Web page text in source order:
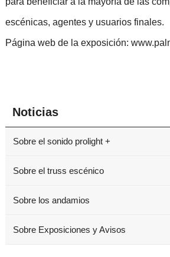
escénicas, agentes y usuarios finales.
Página web de la exposición:
Noticias
Sobre el sonido prolight +
Sobre el truss escénico
Sobre los andamios
Sobre Exposiciones y Avisos